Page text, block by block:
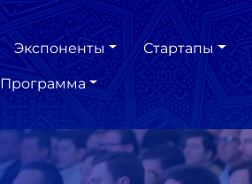
Экспоненты Стартапы
Программа